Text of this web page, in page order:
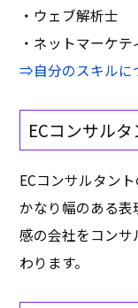
・ウェブ解析士
・ネットマーケ
⇒自分のスキルに
ECコンサル
ECコンサルタン
かなり幅のある
感の会社をコン
わります。